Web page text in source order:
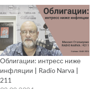
Облигации: интресс ниже
инфляции | Radio Narva |
211